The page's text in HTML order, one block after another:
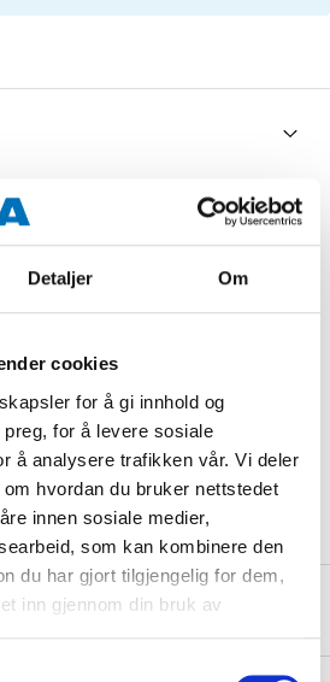
Detaljer Om
cookies
for å gi innhold og
for å levere sosiale
å analysere trafikken vår. Vi deler
hvordan du bruker nettstedet
innen sosiale medier,
som kan kombinere den
du har gjort tilgjengelig for dem,
inn gjennom din bruk av
steel. For jointing, repairs
systems.
305 mm